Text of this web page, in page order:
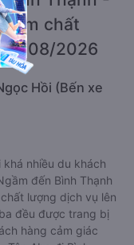
chất
08/2026
Hồi (Bến xe
nhiều du khách
đến Bình Thạnh
lượng dịch vụ lên
đều được trang bị
hàng cảm giác